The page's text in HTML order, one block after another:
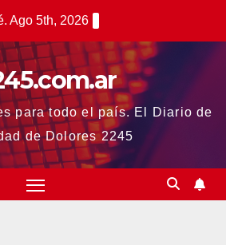
Ago 5th, 2026
para todo el país. El Diario de
de Dolores 2245